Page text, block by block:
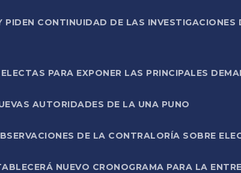
CONTINUIDAD DE LAS
PARA EXPONER LAS PRINCIPALES
AUTORIDADES DE LA UNA PUNO
DE LA CONTRALORÍA SOBRE
NUEVO CRONOGRAMA PARA LA